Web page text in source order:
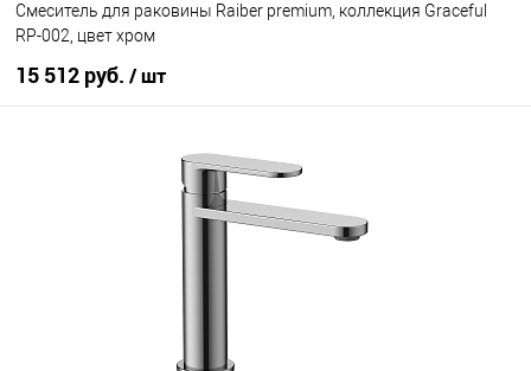
Смеситель для раковины Raiber premium, коллекция Graceful
RP-002, цвет хром
15 512 руб. / шт